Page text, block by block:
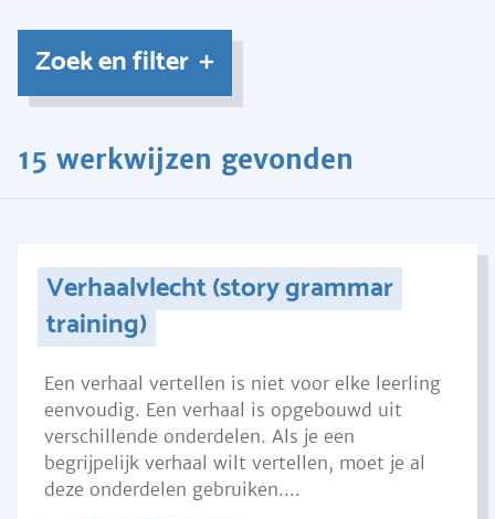
Zoek en filter
15 werkwijzen gevonden
Verhaalvlecht (story grammar
training)
Een verhaal vertellen is niet voor elke leerling
eenvoudig. Een verhaal is opgebouwd uit
verschillende onderdelen. Als je een
begrijpelijk verhaal wilt vertellen, moet je al
deze onderdelen gebruiken....